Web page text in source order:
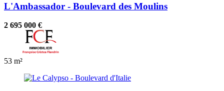
L'Ambassador - Boulevard des Moulins
2 695 000 €
53 m²